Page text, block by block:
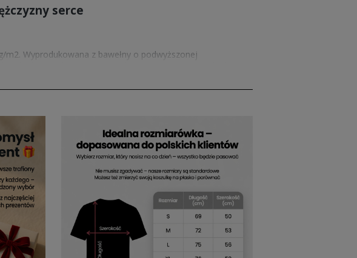
serce
Wyprodukowana z bawełny o podwyższonej